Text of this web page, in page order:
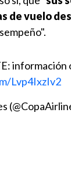
de vuelo
información
Lvp4IxzIv2